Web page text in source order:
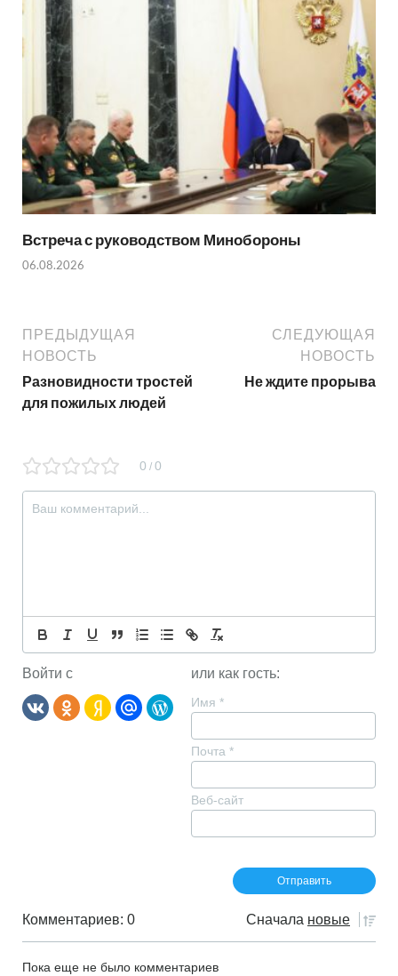
Встреча с руководством Минобороны
06.08.2026
ПРЕДЫДУЩАЯ
НОВОСТЬ
Разновидности тростей
для пожилых людей
СЛЕДУЮЩАЯ
НОВОСТЬ
Не ждите прорыва
0 / 0
Войти с или как гость:
Имя *
Почта *
Веб-сайт
Комментариев: 0 Сначала новые
Пока еще не было комментариев